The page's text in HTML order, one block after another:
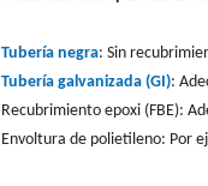
Tubería negra: Sin
Tubería galvanizada (GI):
Recubrimiento epoxi (FBE):
Envoltura de polietileno: Por